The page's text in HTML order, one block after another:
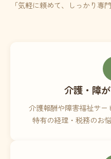
「気軽に頼めて、しっかり専
介護・障
介護報酬や障害福祉サ
特有の経理・税務のお